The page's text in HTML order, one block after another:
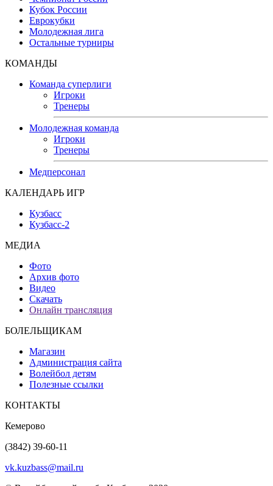
Кубок России
Еврокубки
Молодежная лига
Остальные турниры
КОМАНДЫ
Команда суперлиги
Игроки
Тренеры
Молодежная команда
Игроки
Тренеры
Медперсонал
КАЛЕНДАРЬ ИГР
Кузбасс
Кузбасс-2
МЕДИА
Фото
Архив фото
Видео
Скачать
Онлайн трансляция
БОЛЕЛЬЩИКАМ
Магазин
Администрация сайта
Волейбол детям
Полезные ссылки
КОНТАКТЫ
Кемерово
(3842) 39-60-11
vk.kuzbass@mail.ru